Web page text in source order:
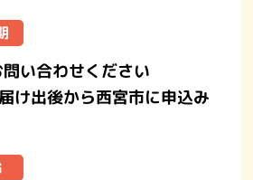
い合わせください
出後から西宮市に申込み